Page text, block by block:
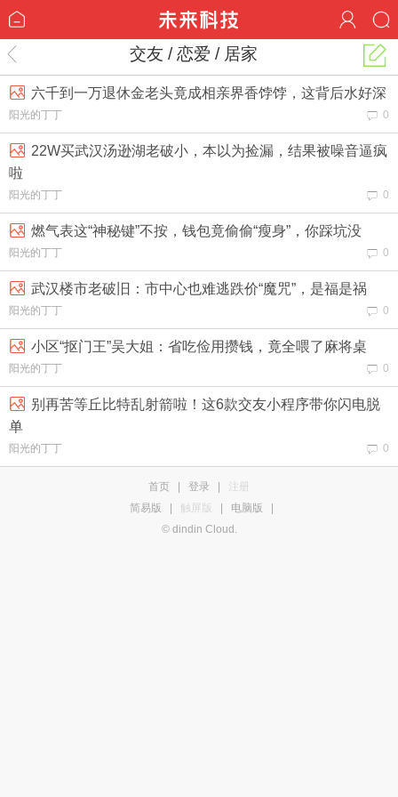
交友 / 恋爱 / 居家
0
六千到一万退休金老头竟成相亲界香饽饽，这背后水好深
阳光的丁丁
0
22W买武汉汤逊湖老破小，本以为捡漏，结果被噪音逼疯
啦
阳光的丁丁
0
燃气表这“神秘键”不按，钱包竟偷偷“瘦身”，你踩坑没
阳光的丁丁
0
武汉楼市老破旧：市中心也难逃跌价“魔咒”，是福是祸
阳光的丁丁
0
小区“抠门王”吴大姐：省吃俭用攒钱，竟全喂了麻将桌
阳光的丁丁
0
别再苦等丘比特乱射箭啦！这6款交友小程序带你闪电脱
单
阳光的丁丁
首页 登录
注册
简易版
触屏版 电脑版
© dindin Cloud.